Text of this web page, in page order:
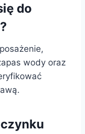
do
wody oraz